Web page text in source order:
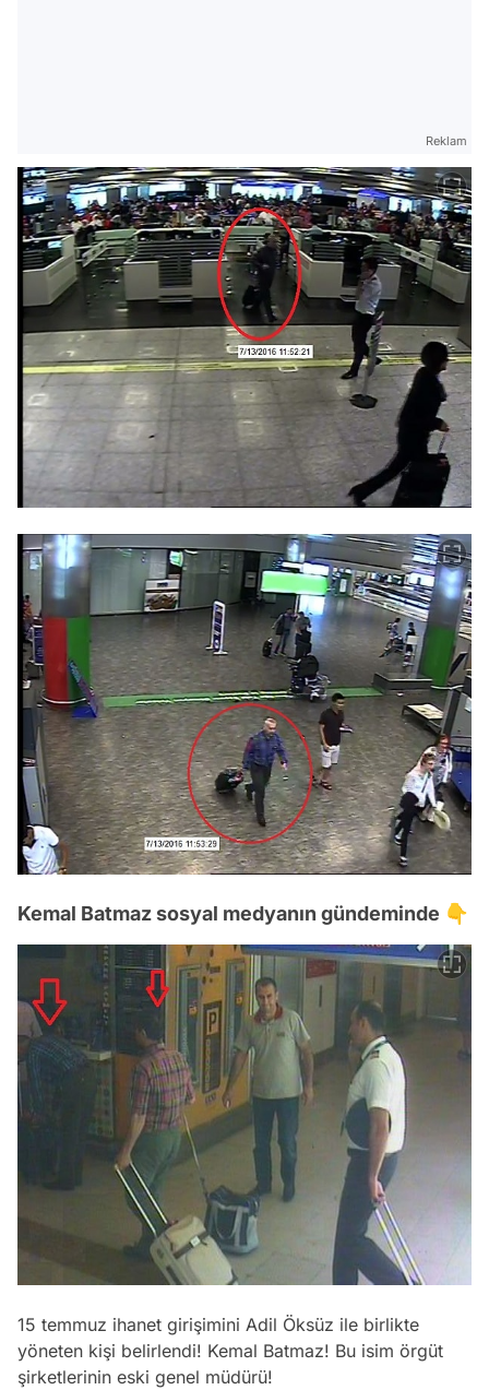
Reklam
Kemal Batmaz sosyal medyanın gündeminde 👇
15 temmuz ihanet girişimini Adil Öksüz ile birlikte
yöneten kişi belirlendi! Kemal Batmaz! Bu isim örgüt
şirketlerinin eski genel müdürü!